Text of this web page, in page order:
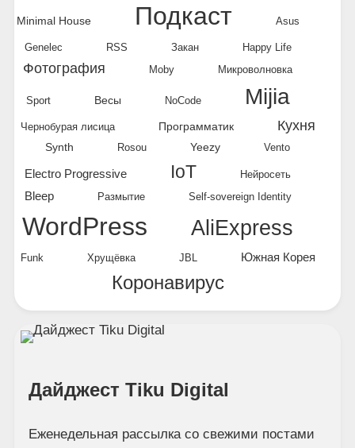
Minimal House Подкаст Asus
Genelec RSS Закан Happy Life
Фотография Moby Микроволновка
Sport Весы NoCode Mijia
Чернобурая лисица Программатик Кухня
Synth Rosou Yeezy Vento
Electro Progressive IoT Нейросеть
Bleep Размытие Self-sovereign Identity
WordPress AliExpress
Funk Хрущёвка JBL Южная Корея
Коронавирус
Дайджест Tiku Digital
Еженедельная рассылка со свежими постами